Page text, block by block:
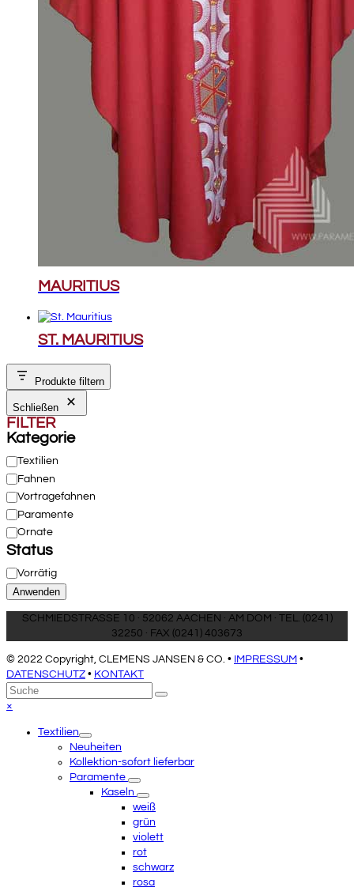
MAURITIUS
ST. MAURITIUS
Produkte filtern
Schließen
FILTER
Kategorie
Kategorie
Textilien
Fahnen
Vortragefahnen
Paramente
Ornate
Status
Verfügbarkeit
Vorrätig
Anwenden
SCHMIEDSTRASSE 10 · 52062 AACHEN · AM DOM · TEL. (0241)
32250 · FAX (0241) 403673
© 2022 Copyright, CLEMENS JANSEN & CO. • IMPRESSUM •
DATENSCHUTZ • KONTAKT
An
den
scrollen
Suche
Senden
×
menuTextilien
Neuheiten
Kollektion-sofort lieferbar
Paramente
Kaseln
weiß
grün
violett
rot
schwarz
rosa